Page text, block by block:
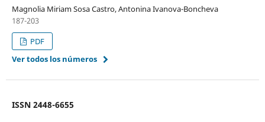
Magnolia Miriam Sosa Castro, Antonina Ivanova-Boncheva
187-203
PDF
Ver todos los números
ISSN 2448-6655